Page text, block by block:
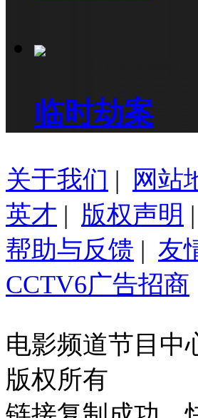
临时劫案
关于我们 | 网站
英才 | 版权声明 |
帮助与反馈 | 友
CCTV6广告招商
电影频道节目中
版权所有